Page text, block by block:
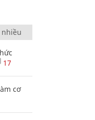
17
cơ